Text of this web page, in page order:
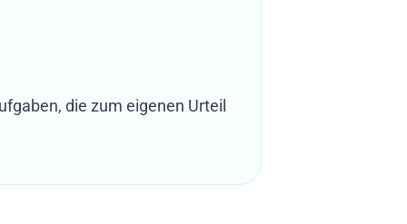
die zum eigenen Urteil